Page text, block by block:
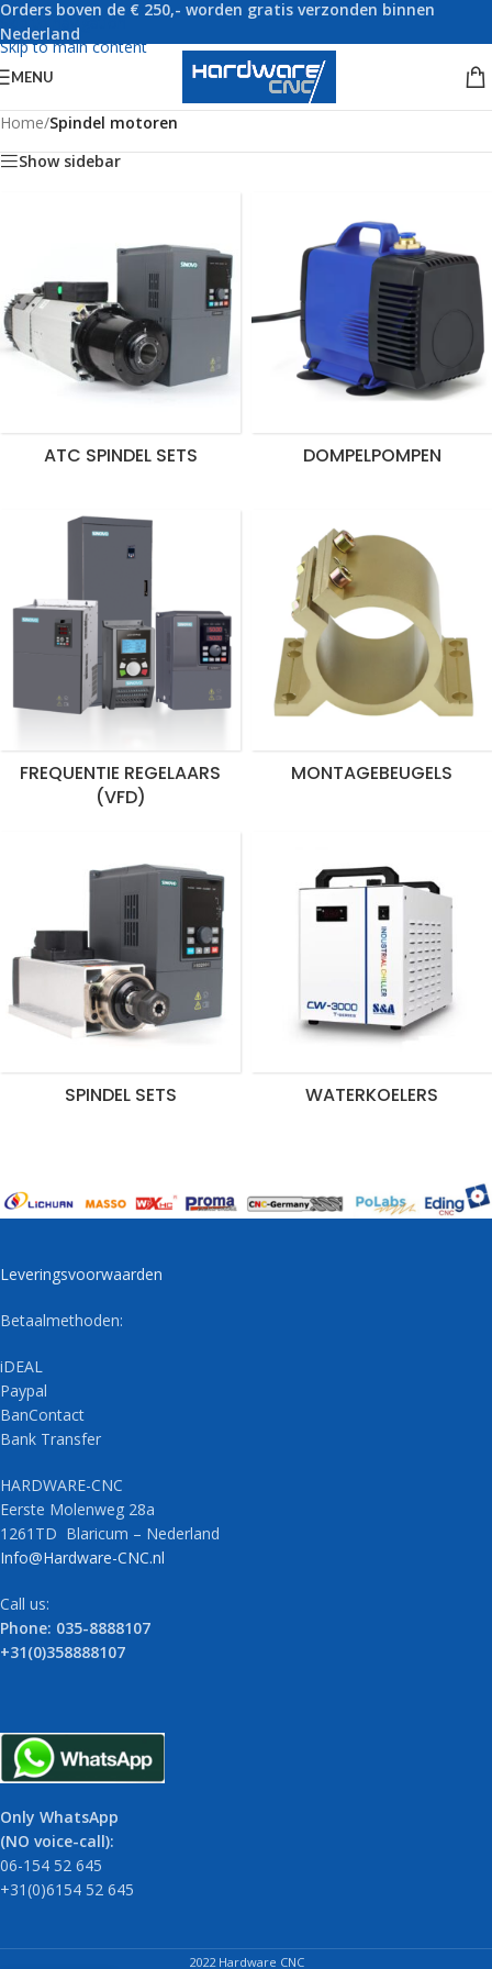
Skip to navigation
Skip to main content
Orders boven de € 250,- worden gratis verzonden binnen
Nederland
MENU
Home/Spindel motoren
Show sidebar
ATC SPINDEL SETS DOMPELPOMPEN
FREQUENTIE REGELAARS
(VFD)
MONTAGEBEUGELS
SPINDEL SETS WATERKOELERS
Leveringsvoorwaarden
Betaalmethoden:
iDEAL
Paypal
BanContact
Bank Transfer
HARDWARE-CNC
Eerste Molenweg 28a
1261TD Blaricum – Nederland
Info@Hardware-CNC.nl
Call us:
Phone: 035-8888107
+31(0)358888107
Only WhatsApp
(NO voice-call):
06-154 52 645
+31(0)6154 52 645
2022 Hardware CNC